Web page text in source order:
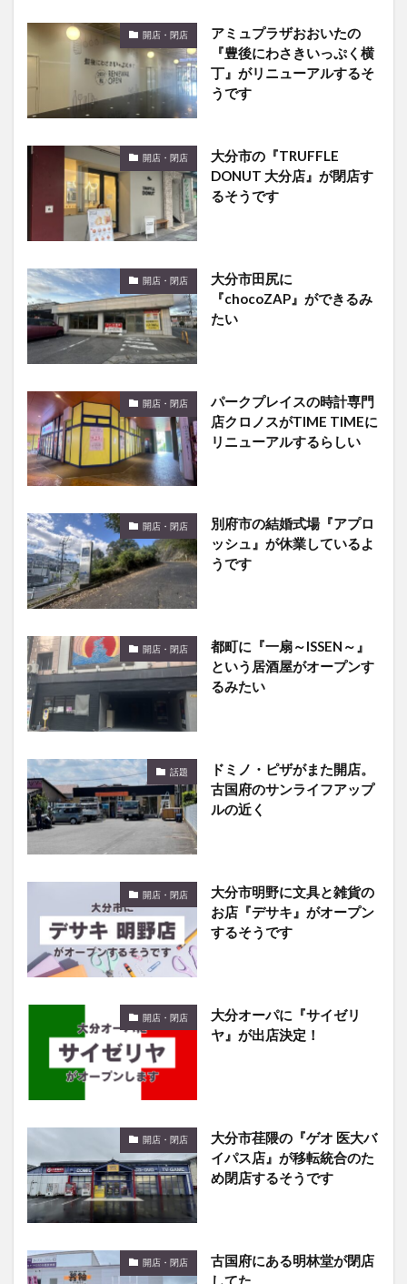
開店・閉店
アミュプラザおおいたの
『豊後にわさきいっぷく横
丁』がリニューアルするそ
うです
開店・閉店
大分市の『TRUFFLE
DONUT 大分店』が閉店す
るそうです
開店・閉店
大分市田尻に
『chocoZAP』ができるみ
たい
開店・閉店
パークプレイスの時計専門
店クロノスがTIME TIMEに
リニューアルするらしい
開店・閉店
別府市の結婚式場『アプロ
ッシュ』が休業しているよ
うです
開店・閉店
都町に『一扇～ISSEN～』
という居酒屋がオープンす
るみたい
話題
ドミノ・ピザがまた開店。
古国府のサンライフアップ
ルの近く
開店・閉店
大分市明野に文具と雑貨の
お店『デサキ』がオープン
するそうです
開店・閉店
大分オーパに『サイゼリ
ヤ』が出店決定！
開店・閉店
大分市荏隈の『ゲオ 医大バ
イパス店』が移転統合のた
め閉店するそうです
開店・閉店
古国府にある明林堂が閉店
してた